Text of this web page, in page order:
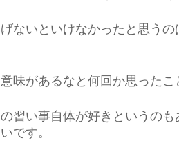
ないといけなかったと思う
味があるなと何回か思ったこ
習い事自体が好きというの
です。